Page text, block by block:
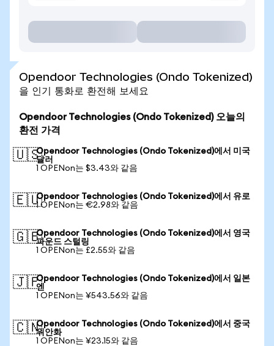
Opendoor Technologies (Ondo Tokenized)
을 인기 통화로 환전해 보세요
Opendoor Technologies (Ondo Tokenized) 오늘의
환전 가격
🇺🇸Opendoor Technologies (Ondo Tokenized)에서 미국
달러
1 OPENon는 $3.43와 같음
🇪🇺Opendoor Technologies (Ondo Tokenized)에서 유로
1 OPENon는 €2.98와 같음
🇬🇧Opendoor Technologies (Ondo Tokenized)에서 영국
파운드 스털링
1 OPENon는 £2.55와 같음
🇯🇵Opendoor Technologies (Ondo Tokenized)에서 일본
엔
1 OPENon는 ¥543.56와 같음
🇨🇳Opendoor Technologies (Ondo Tokenized)에서 중국
위안화
1 OPENon는 ¥23.15와 같음